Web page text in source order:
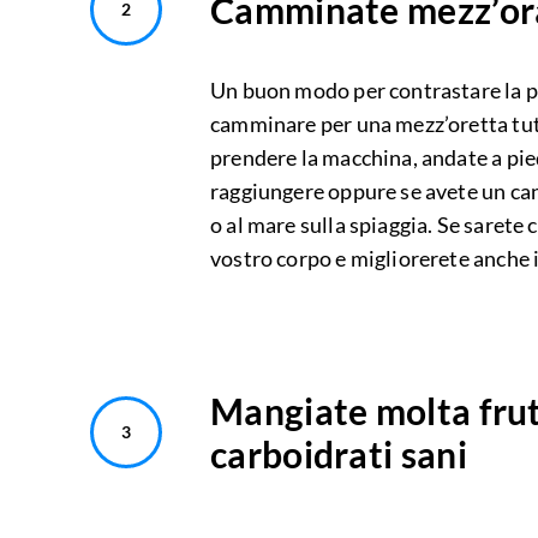
Camminate
Un buon modo per contrastare la
camminare per una mezz’oretta
prendere la macchina, andate a
raggiungere oppure se avete un
o al mare sulla spiaggia. Se
vostro corpo e migliorerete
Mangiate molta
carboidrati sani